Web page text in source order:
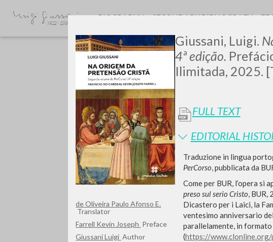
de Oliveira Paulo Afonso E.
Translator
Farrell Kevin Joseph Preface
Giussani Luigi Author
Giussani, Luigi.
4ª edição.
Ilimitada, 2025.
FULL TEXT
EDITORIAL
Traduzione in lingua
PerCorso, pubblicata da
Come per BUR, l’opera si
preso sul serio Cristo, BUR,
Dicastero per i Laici, la
ventesimo anniversario
parallelamente, in
(https://
BIOGRAPHY SECONDARY BIBLIOGRAFY